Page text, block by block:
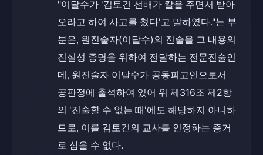
"이달수가 '김토건 선배가 칼을 주면서 받아
오라고 하여 사고를 쳤다'고 말하였다."는 부
분은, 원진술자(이달수)의 진술을 그 내용의
진실성 증명을 위하여 전달하는 전문진술인
데, 원진술자 이달수가 공동피고인으로서
공판정에 출석하여 있어 위 제316조 제2항
의 '진술할 수 없는 때'에도 해당하지 아니하
므로, 이를 김토건의 교사를 인정하는 증거
로 삼을 수 없다.